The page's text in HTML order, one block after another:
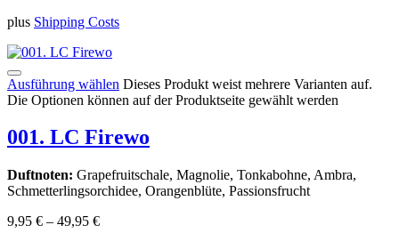
plus Shipping Costs
Ausführung wählen Dieses Produkt weist mehrere Varianten auf.
Die Optionen können auf der Produktseite gewählt werden
001. LC Firewo
Duftnoten: Grapefruitschale, Magnolie, Tonkabohne, Ambra,
Schmetterlingsorchidee, Orangenblüte, Passionsfrucht
9,95 € – 49,95 €